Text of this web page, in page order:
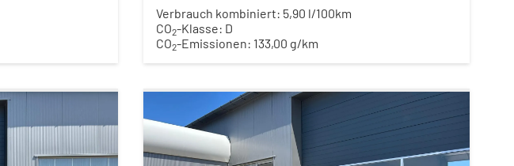
Verbrauch kombiniert: 5,90 l/100km
CO2-Klasse: D
CO2-Emissionen: 133,00 g/km